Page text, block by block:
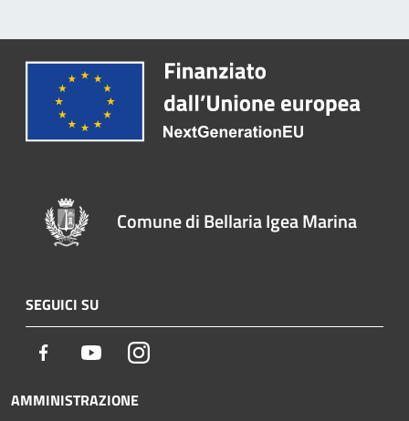
Comune di Bellaria Igea Marina
SEGUICI SU
Facebook YoutubeInstagram
AMMINISTRAZIONE